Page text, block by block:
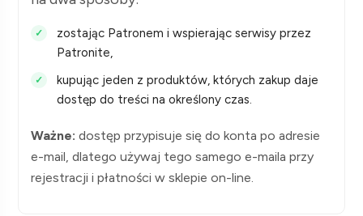
zostając Patronem i wspierając serwisy przez
Patronite,
kupując jeden z produktów, których zakup daje
dostęp do treści na określony czas.
Ważne: dostęp przypisuje się do konta po adresie
e-mail, dlatego używaj tego samego e-maila przy
rejestracji i płatności w sklepie on-line.